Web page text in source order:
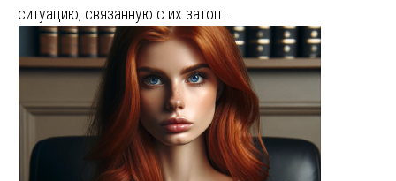
ситуацию, связанную с их затоп…